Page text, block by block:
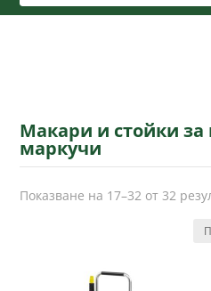
Макари и стойки за
маркучи
Показване на 17–32 от 32